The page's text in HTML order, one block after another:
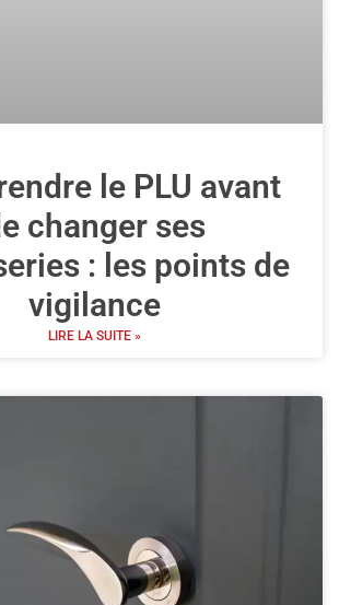
le PLU avant
changer ses
: les points de
vigilance
LIRE LA SUITE »